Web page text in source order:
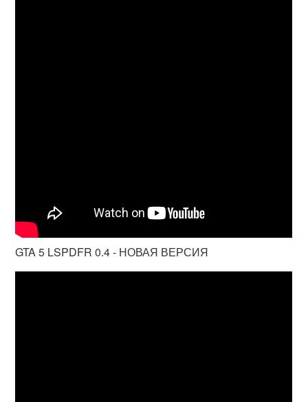
GTA 5 LSPDFR 0.4 - НОВАЯ ВЕРСИЯ